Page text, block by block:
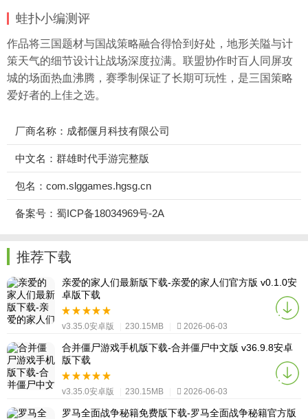
蛙扑小编测评
作品将三国题材与国战策略融合得恰到好处，地形关隘与计
策天气的细节设计让战场深度拉满。联盟协作时百人同屏攻
城的场面热血沸腾，赛季制保证了长期可玩性，是三国策略
爱好者的上佳之选。
厂商名称：成都偃月科技有限公司
中文名：群雄时代手游完整版
包名：com.slggames.hgsg.cn
备案号：蜀ICP备18034969号-2A
推荐下载
亲爱的家人们最新版下载-亲爱的家人们官方版 v0.1.0安
卓版下载
v3.35.0安卓版 230.15MB 2026-06-03
合并僵尸游戏手机版下载-合并僵尸中文版 v36.9.8安卓
版下载
v3.35.0安卓版 230.15MB 2026-06-03
罗马全面战争秘籍免费版下载-罗马全面战争秘籍官方版